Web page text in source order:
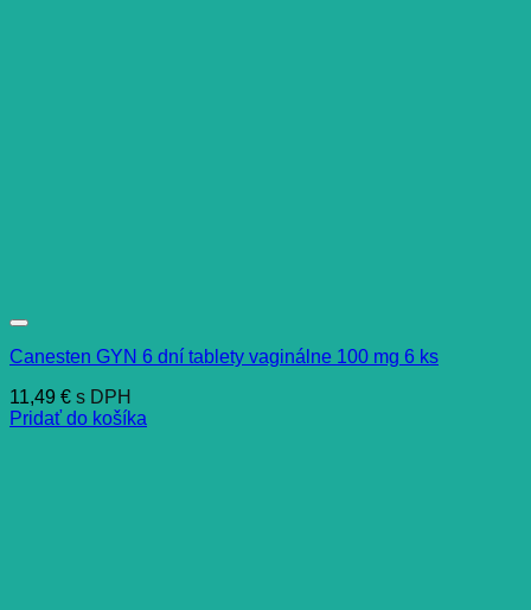
Canesten GYN 6 dní tablety vaginálne 100 mg 6 ks
11,49 € s DPH
Pridať do košíka